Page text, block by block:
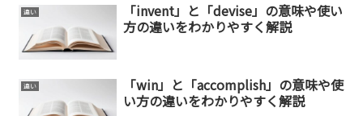
違い
「invent」と「devise」の意味や使い
方の違いをわかりやすく解説
違い
「win」と「accomplish」の意味や使
い方の違いをわかりやすく解説